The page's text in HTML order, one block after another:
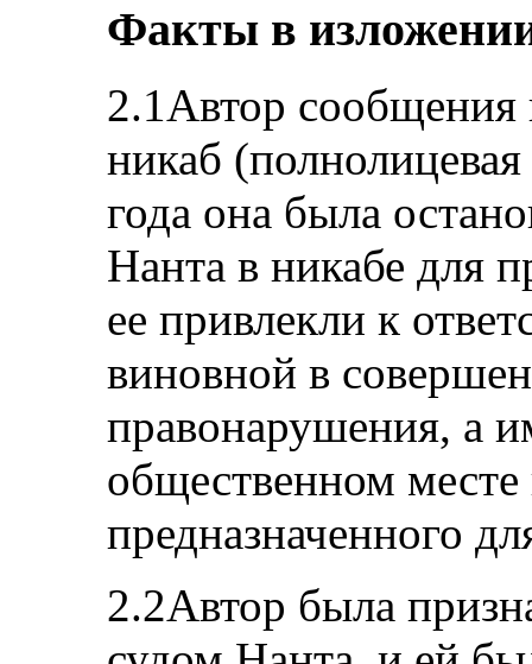
Факты в
2.1Автор сообщения
никаб
года она была
Нанта в никабе для
ее привлекли к
виновной в
правонарушения, а
общественном
предназначенного
2.2Автор была